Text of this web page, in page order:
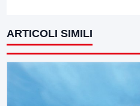
ARTICOLI SIMILI